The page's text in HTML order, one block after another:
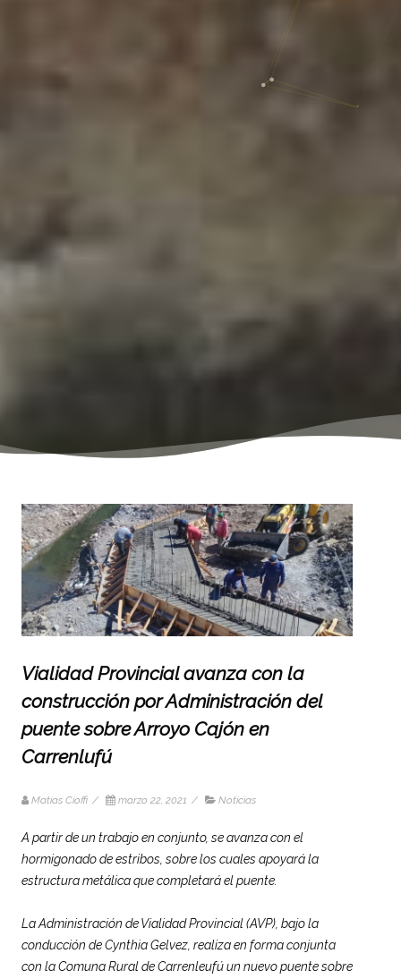
Vialidad Provincial avanza con la
construcción por Administración del
puente sobre Arroyo Cajón en
Carrenlufú
Matias Cioffi / marzo 22, 2021 / Noticias
A partir de un trabajo en conjunto, se avanza con el
hormigonado de estribos, sobre los cuales apoyará la
estructura metálica que completará el puente.
La Administración de Vialidad Provincial (AVP), bajo la
conducción de Cynthia Gelvez, realiza en forma conjunta
con la Comuna Rural de Carrenleufú un nuevo puente sobre